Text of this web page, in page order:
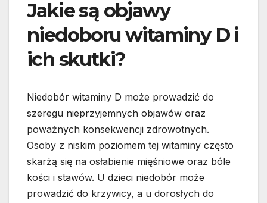
Jakie są objawy
niedoboru witaminy D i
ich skutki?
Niedobór witaminy D może prowadzić do
szeregu nieprzyjemnych objawów oraz
poważnych konsekwencji zdrowotnych.
Osoby z niskim poziomem tej witaminy często
skarżą się na osłabienie mięśniowe oraz bóle
kości i stawów. U dzieci niedobór może
prowadzić do krzywicy, a u dorosłych do